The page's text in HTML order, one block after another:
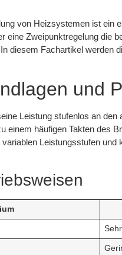
von Heizsystemen ist ein
eine Zweipunktregelung die
diesem Fachartikel werden
und
Leistung stufenlos an den
einem häufigen Takten des
Leistungsstufen